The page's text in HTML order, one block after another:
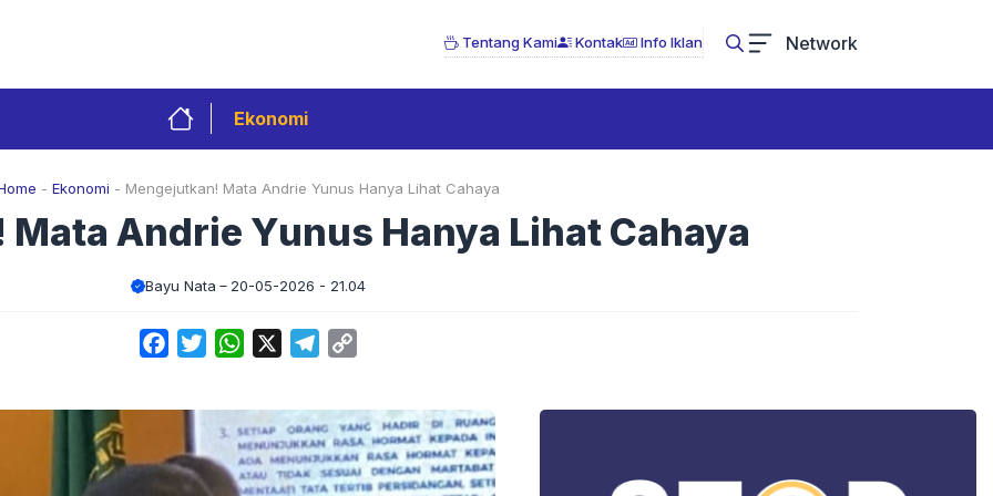
Tentang Kami Kontak Info Iklan Network
Ekonomi
- Ekonomi - Mengejutkan! Mata Andrie Yunus Hanya Lihat Cahaya
Andrie Yunus Hanya Lihat Cahaya
Bayu Nata 20-05-2026 - 21.04
FacebookTwitterWhatsApp Telegram